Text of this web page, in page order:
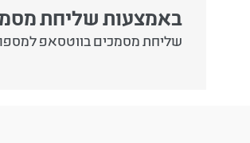
באמצעות שליחת
שליחת מסמכים בווטסאפ למספר: 054-